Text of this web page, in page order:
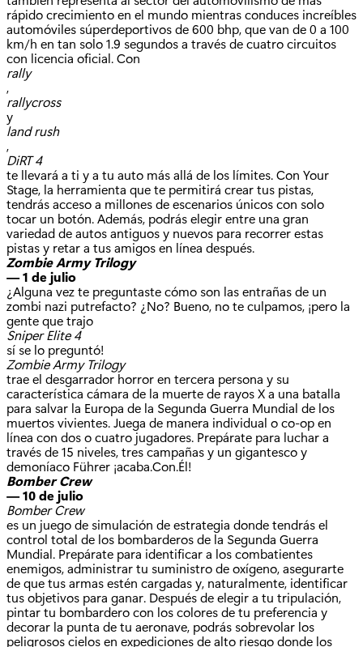
rápido crecimiento en el mundo mientras conduces increíbles
automóviles súperdeportivos de 600 bhp, que van de 0 a 100
km/h en tan solo 1.9 segundos a través de cuatro circuitos
con licencia oficial. Con
rally
,
rallycross
y
land rush
,
DiRT 4
te llevará a ti y a tu auto más allá de los límites. Con Your
Stage, la herramienta que te permitirá crear tus pistas,
tendrás acceso a millones de escenarios únicos con solo
tocar un botón. Además, podrás elegir entre una gran
variedad de autos antiguos y nuevos para recorrer estas
pistas y retar a tus amigos en línea después.
Zombie Army Trilogy
— 1 de julio
¿Alguna vez te preguntaste cómo son las entrañas de un
zombi nazi putrefacto? ¿No? Bueno, no te culpamos, ¡pero la
gente que trajo
Sniper Elite 4
sí se lo preguntó!
Zombie Army Trilogy
trae el desgarrador horror en tercera persona y su
característica cámara de la muerte de rayos X a una batalla
para salvar la Europa de la Segunda Guerra Mundial de los
muertos vivientes. Juega de manera individual o co-op en
línea con dos o cuatro jugadores. Prepárate para luchar a
través de 15 niveles, tres campañas y un gigantesco y
demoníaco Führer ¡acaba.Con.Él!
Bomber Crew
— 10 de julio
Bomber Crew
es un juego de simulación de estrategia donde tendrás el
control total de los bombarderos de la Segunda Guerra
Mundial. Prepárate para identificar a los combatientes
enemigos, administrar tu suministro de oxígeno, asegurarte
de que tus armas estén cargadas y, naturalmente, identificar
tus objetivos para ganar. Después de elegir a tu tripulación,
pintar tu bombardero con los colores de tu preferencia y
decorar la punta de tu aeronave, podrás sobrevolar los
peligrosos cielos en expediciones de alto riesgo donde los